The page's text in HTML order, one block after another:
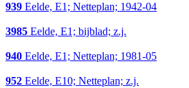
939 Eelde, E1; Netteplan; 1942-04
3985 Eelde, E1; bijblad; z.j.
940 Eelde, E1; Netteplan; 1981-05
952 Eelde, E10; Netteplan; z.j.